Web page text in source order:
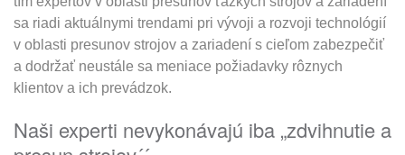
sa riadi aktuálnymi trendami pri vývoji a rozvoji technológií
v oblasti presunov strojov a zariadení s cieľom zabezpečiť
a dodržať neustále sa meniace požiadavky rôznych
klientov a ich prevádzok.
Naši experti nevykonávajú iba „zdvihnutie a